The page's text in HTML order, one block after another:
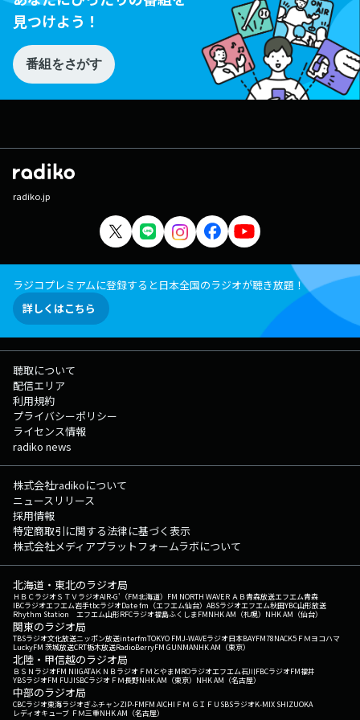
見つけよう！
番組をさがす
radiko.jp
ラジコプレミアムに登録すると日本全国のラジオが聴き放題！
詳しくはこちら
聴取について
配信エリア
利用規約
プライバシーポリシー
ライセンス情報
radiko news
株式会社radikoについて
ニュースリリース
採用情報
特定商取引に関する法律に基づく表示
株式会社メディアプラットフォームラボについて
北海道・東北のラジオ局
ＨＢＣラジオＳＴＶラジオAIR-G'（FM北海道） FM NORTH WAVEＲＡＢ青森放送エフエム青森
IBCラジオエフエム岩手tbcラジオDate fm（エフエム仙台） ABSラジオエフエム秋田YBC山形放送
Rhythm Station エフエム山形RFCラジオ福島ふくしまFMNHK AM（札幌） NHK AM（仙台）
関東のラジオ局
TBSラジオ文化放送ニッポン放送interfmTOKYO FMJ-WAVEラジオ日本BAYFM78NACK5 ＦＭヨコハマ
LuckyFM 茨城放送CRT栃木放送RadioBerryFM GUNMANHK AM（東京）
北陸・甲信越のラジオ局
ＢＳＮラジオFM NIIGATAＫＮＢラジオ ＦＭとやまMROラジオエフエム石川FBCラジオFM福井
YBSラジオFM FUJISBCラジオ ＦＭ長野NHK AM（東京） NHK AM（名古屋）
中部のラジオ局
CBCラジオ東海ラジオぎふチャンZIP-FMFM AICHI ＦＭ ＧＩＦＵ SBSラジオK-MIX SHIZUOKA
レディオキューブ ＦＭ三重NHK AM（名古屋）